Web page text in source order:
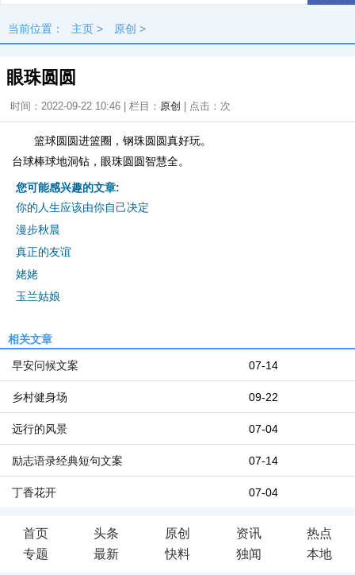
当前位置： 主页 > 原创 >
眼珠圆圆
时间：2022-09-22 10:46 | 栏目： 原创 | 点击： 次
篮球圆圆进篮圈，钢珠圆圆真好玩。
台球棒球地洞钻，眼珠圆圆智慧全。
您可能感兴趣的文章:
你的人生应该由你自己决定
漫步秋晨
真正的友谊
姥姥
玉兰姑娘
相关文章
07-14
早安问候文案
09-22
乡村健身场
07-04
远行的风景
07-14
励志语录经典短句文案
07-04
丁香花开
首页 头条 原创 资讯
热点
专题
最新 快料 独闻 本地